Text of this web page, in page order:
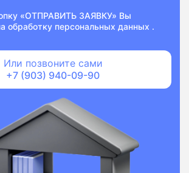
«ОТПРАВИТЬ ЗАЯВКУ» Вы
обработку персональных данных .
Или позвоните сами
+7 (903) 940-09-90